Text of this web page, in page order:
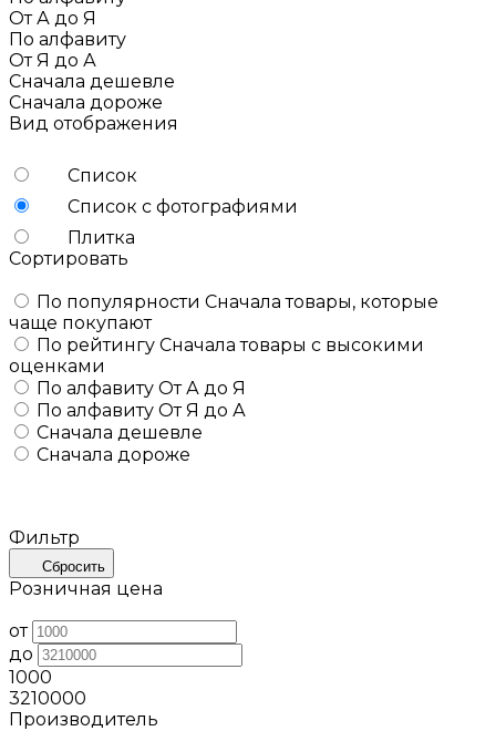
От А до Я
По алфавиту
От Я до А
Сначала дешевле
Сначала дороже
Вид отображения
Список
Список с фотографиями
Плитка
Сортировать
По популярности Сначала товары, которые
чаще покупают
По рейтингу Сначала товары с высокими
оценками
По алфавиту От А до Я
По алфавиту От Я до А
Сначала дешевле
Сначала дороже
Фильтр
Сбросить
Розничная цена
от
до
1000
3210000
Производитель